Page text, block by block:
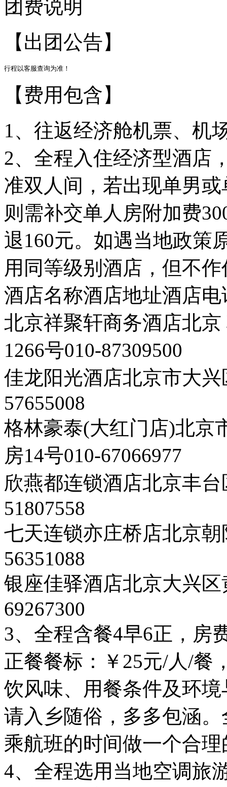
团费说明
【出团公告】
行程以客服查询为准！
【费用包含】
1、往返经济舱机票、机
2、全程入住经济型酒店
准双人间，若出现单男
则需补交单人房附加费
退160元。如遇当地政策
用同等级别酒店，但不
酒店名称酒店地址酒店电
北京祥聚轩商务酒店北
1266号010-87309500
佳龙阳光酒店北京市大
57655008
格林豪泰(大红门店)北京
房14号010-67066977
欣燕都连锁酒店北京丰
51807558
七天连锁亦庄桥店北京
56351088
银座佳驿酒店北京大兴
69267300
3、全程含餐4早6正，房
正餐餐标：￥25元/人/餐
饮风味、用餐条件及环
请入乡随俗，多多包涵
乘航班的时间做一个合
4、全程选用当地空调旅